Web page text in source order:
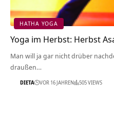
HATHA YOGA
Yoga im Herbst: Herbst
Man will ja gar nicht drüber
draußen…
DIETA VOR 16 JAHREN 505 VIEWS